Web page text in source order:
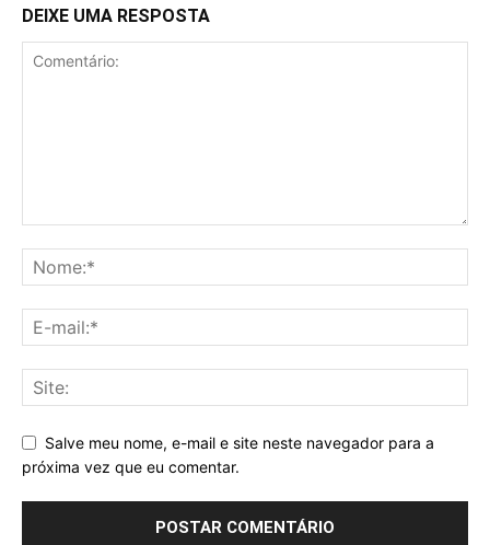
DEIXE UMA RESPOSTA
Salve meu nome, e-mail e site neste navegador para a
próxima vez que eu comentar.